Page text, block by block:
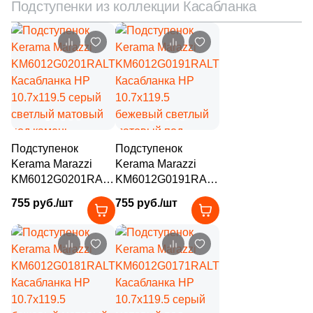
Simpolo (221)
Sina Tile (49)
Sinfonia Ceramicas (5)
Smile Tile (31)
Sol (40
Staro Slim (57)
Stiles Ceramic (26)
Stynul (6)
Supergres (96)
TERRAGRES (
Подступенки из коллекции Касабланка
Подступенок
Kerama Marazzi
KM6012G0201RALT
10.7x119.5 серый
светлый матовый
под камень
755 руб./шт
Подступенок
Kerama Marazzi
KM6012G0191RALT
10.7x119.5
бежевый светлый
матовый под
камень
755 руб./шт